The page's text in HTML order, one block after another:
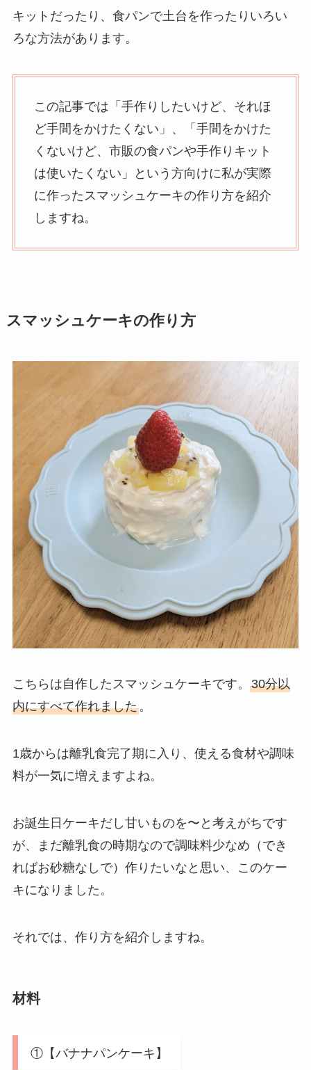
キットだったり、食パンで土台を作ったりいろい
ろな方法があります。
この記事では「手作りしたいけど、それほ
ど手間をかけたくない」、「手間をかけた
くないけど、市販の食パンや手作りキット
は使いたくない」という方向けに私が実際
に作ったスマッシュケーキの作り方を紹介
しますね。
スマッシュケーキの作り方
こちらは自作したスマッシュケーキです。 30分以
内にすべて作れました。
1歳からは離乳食完了期に入り、使える食材や調味
料が一気に増えますよね。
お誕生日ケーキだし甘いものを〜と考えがちです
が、まだ離乳食の時期なので調味料少なめ（でき
ればお砂糖なしで）作りたいなと思い、このケー
キになりました。
それでは、作り方を紹介しますね。
材料
①【バナナパンケーキ】